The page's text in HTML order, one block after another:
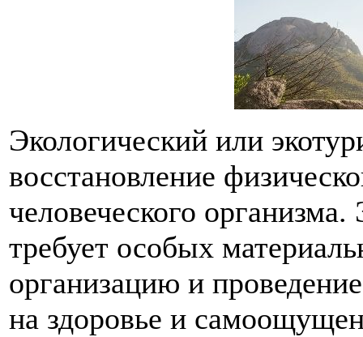
Экологический или
восстановление
человеческого
требует особых
организацию и
на здоровье и